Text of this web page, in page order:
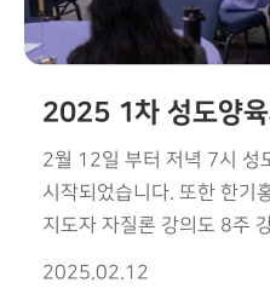
2025 1차 성도양
2월 12일 부터 저녁 7시 성
시작되었습니다. 또한 한기
지도자 자질론 강의도 8주
2025.02.12